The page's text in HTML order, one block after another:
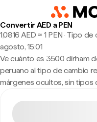
Convertir AED a PEN
1,0816 AED ≈ 1 PEN · Tipo
agosto, 15:01
Ve cuánto es 3500 dírham
peruano al tipo de cambio
márgenes ocultos, sin tipos